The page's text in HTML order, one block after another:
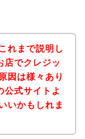
れまで説明し
でクレジッ
因は様々あり
公式サイトよ
いかもしれま